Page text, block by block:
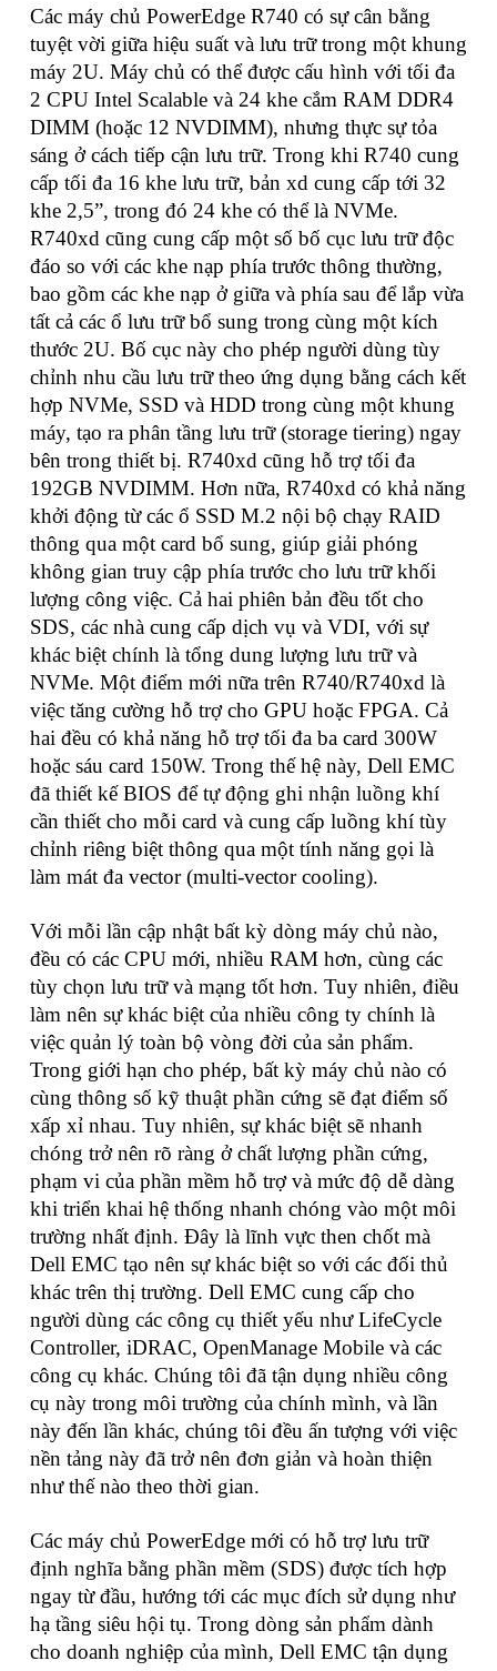
Các máy chủ PowerEdge R740 có sự cân bằng
tuyệt vời giữa hiệu suất và lưu trữ trong một khung
máy 2U. Máy chủ có thể được cấu hình với tối đa
2 CPU Intel Scalable và 24 khe cắm RAM DDR4
DIMM (hoặc 12 NVDIMM), nhưng thực sự tỏa
sáng ở cách tiếp cận lưu trữ. Trong khi R740 cung
cấp tối đa 16 khe lưu trữ, bản xd cung cấp tới 32
khe 2,5”, trong đó 24 khe có thể là NVMe.
R740xd cũng cung cấp một số bố cục lưu trữ độc
đáo so với các khe nạp phía trước thông thường,
bao gồm các khe nạp ở giữa và phía sau để lắp vừa
tất cả các ổ lưu trữ bổ sung trong cùng một kích
thước 2U. Bố cục này cho phép người dùng tùy
chỉnh nhu cầu lưu trữ theo ứng dụng bằng cách kết
hợp NVMe, SSD và HDD trong cùng một khung
máy, tạo ra phân tầng lưu trữ (storage tiering) ngay
bên trong thiết bị. R740xd cũng hỗ trợ tối đa
192GB NVDIMM. Hơn nữa, R740xd có khả năng
khởi động từ các ổ SSD M.2 nội bộ chạy RAID
thông qua một card bổ sung, giúp giải phóng
không gian truy cập phía trước cho lưu trữ khối
lượng công việc. Cả hai phiên bản đều tốt cho
SDS, các nhà cung cấp dịch vụ và VDI, với sự
khác biệt chính là tổng dung lượng lưu trữ và
NVMe. Một điểm mới nữa trên R740/R740xd là
việc tăng cường hỗ trợ cho GPU hoặc FPGA. Cả
hai đều có khả năng hỗ trợ tối đa ba card 300W
hoặc sáu card 150W. Trong thế hệ này, Dell EMC
đã thiết kế BIOS để tự động ghi nhận luồng khí
cần thiết cho mỗi card và cung cấp luồng khí tùy
chỉnh riêng biệt thông qua một tính năng gọi là
làm mát đa vector (multi-vector cooling).
Với mỗi lần cập nhật bất kỳ dòng máy chủ nào,
đều có các CPU mới, nhiều RAM hơn, cùng các
tùy chọn lưu trữ và mạng tốt hơn. Tuy nhiên, điều
làm nên sự khác biệt của nhiều công ty chính là
việc quản lý toàn bộ vòng đời của sản phẩm.
Trong giới hạn cho phép, bất kỳ máy chủ nào có
cùng thông số kỹ thuật phần cứng sẽ đạt điểm số
xấp xỉ nhau. Tuy nhiên, sự khác biệt sẽ nhanh
chóng trở nên rõ ràng ở chất lượng phần cứng,
phạm vi của phần mềm hỗ trợ và mức độ dễ dàng
khi triển khai hệ thống nhanh chóng vào một môi
trường nhất định. Đây là lĩnh vực then chốt mà
Dell EMC tạo nên sự khác biệt so với các đối thủ
khác trên thị trường. Dell EMC cung cấp cho
người dùng các công cụ thiết yếu như LifeCycle
Controller, iDRAC, OpenManage Mobile và các
công cụ khác. Chúng tôi đã tận dụng nhiều công
cụ này trong môi trường của chính mình, và lần
này đến lần khác, chúng tôi đều ấn tượng với việc
nền tảng này đã trở nên đơn giản và hoàn thiện
như thế nào theo thời gian.
Các máy chủ PowerEdge mới có hỗ trợ lưu trữ
định nghĩa bằng phần mềm (SDS) được tích hợp
ngay từ đầu, hướng tới các mục đích sử dụng như
hạ tầng siêu hội tụ. Trong dòng sản phẩm dành
cho doanh nghiệp của mình, Dell EMC tận dụng